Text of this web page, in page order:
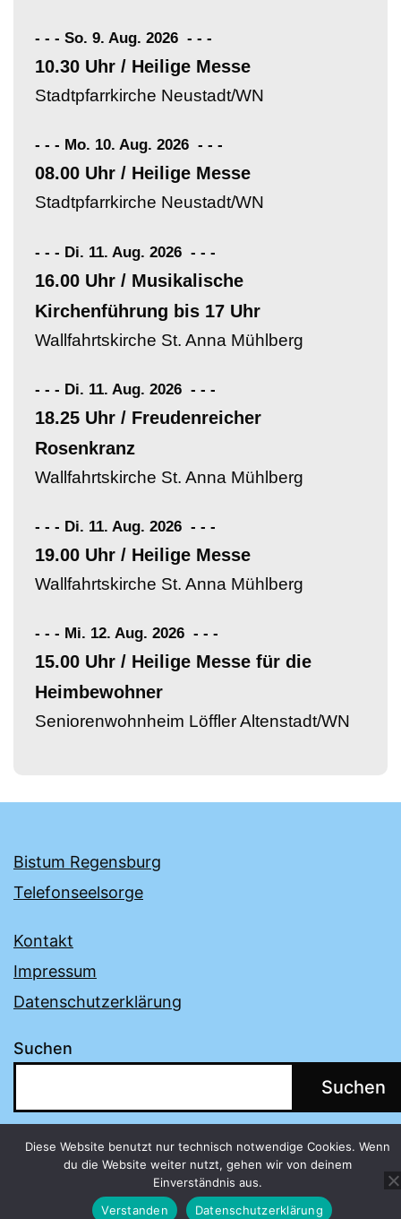
- - - So. 9. Aug. 2026 - - -
10.30 Uhr / Heilige Messe
Stadtpfarrkirche Neustadt/WN
- - - Mo. 10. Aug. 2026 - - -
08.00 Uhr / Heilige Messe
Stadtpfarrkirche Neustadt/WN
- - - Di. 11. Aug. 2026 - - -
16.00 Uhr / Musikalische
Kirchenführung bis 17 Uhr
Wallfahrtskirche St. Anna Mühlberg
- - - Di. 11. Aug. 2026 - - -
18.25 Uhr / Freudenreicher
Rosenkranz
Wallfahrtskirche St. Anna Mühlberg
- - - Di. 11. Aug. 2026 - - -
19.00 Uhr / Heilige Messe
Wallfahrtskirche St. Anna Mühlberg
- - - Mi. 12. Aug. 2026 - - -
15.00 Uhr / Heilige Messe für die
Heimbewohner
Seniorenwohnheim Löffler Altenstadt/WN
Bistum Regensburg
Telefonseelsorge
Kontakt
Impressum
Datenschutzerklärung
Suchen
Suchen
Diese Website benutzt nur technisch notwendige Cookies. Wenn
du die Website weiter nutzt, gehen wir von deinem
Einverständnis aus.
Verstanden
Datenschutzerklärung